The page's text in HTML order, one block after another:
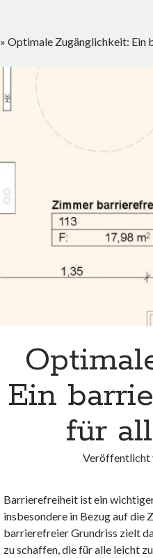
»Optimale Zugänglichkeit: Ein
Ein
für
Veröffentlicht
Barrierefreiheit ist ein
insbesondere in Bezug auf die
barrierefreier Grundriss zielt
zu schaffen, die für alle leicht